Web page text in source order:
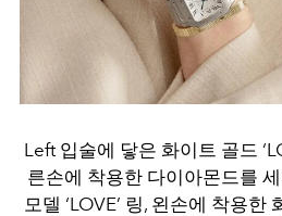
Left 입술에 닿은 화이트 골드
른손에 착용한 다이아몬드를
모델 ‘LOVE’ 링, 왼손에 착용한